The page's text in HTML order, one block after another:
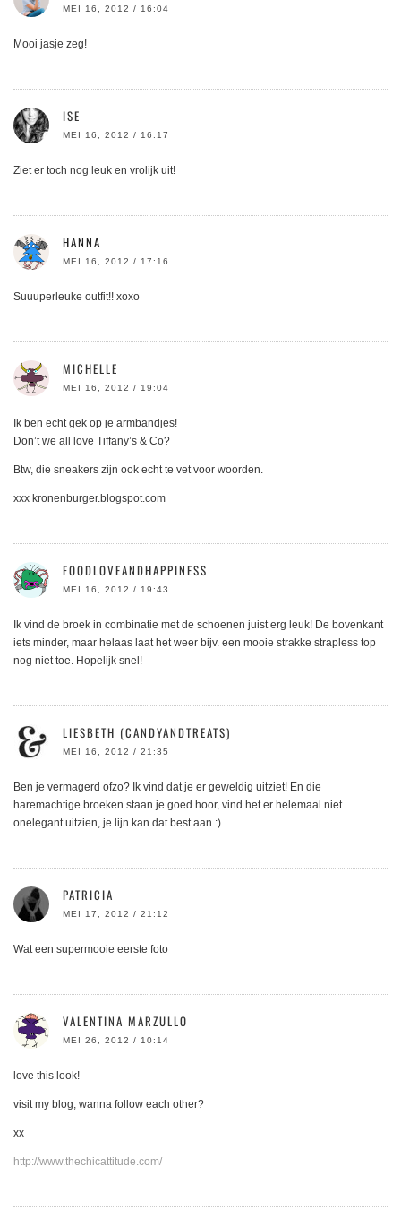
MEI 16, 2012 / 16:04
Mooi jasje zeg!
ISE
MEI 16, 2012 / 16:17
Ziet er toch nog leuk en vrolijk uit!
HANNA
MEI 16, 2012 / 17:16
Suuuperleuke outfit!! xoxo
MICHELLE
MEI 16, 2012 / 19:04
Ik ben echt gek op je armbandjes!
Don’t we all love Tiffany’s & Co?
Btw, die sneakers zijn ook echt te vet voor woorden.
xxx kronenburger.blogspot.com
FOODLOVEANDHAPPINESS
MEI 16, 2012 / 19:43
Ik vind de broek in combinatie met de schoenen juist erg leuk! De bovenkant
iets minder, maar helaas laat het weer bijv. een mooie strakke strapless top
nog niet toe. Hopelijk snel!
LIESBETH (CANDYANDTREATS)
MEI 16, 2012 / 21:35
Ben je vermagerd ofzo? Ik vind dat je er geweldig uitziet! En die
haremachtige broeken staan je goed hoor, vind het er helemaal niet
onelegant uitzien, je lijn kan dat best aan :)
PATRICIA
MEI 17, 2012 / 21:12
Wat een supermooie eerste foto
VALENTINA MARZULLO
MEI 26, 2012 / 10:14
love this look!
visit my blog, wanna follow each other?
xx
http://www.thechicattitude.com/